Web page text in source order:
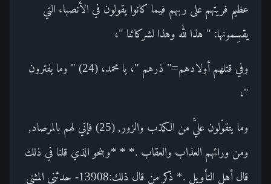
عظيم فريتهم على ربهم فيما كانوا يقولون في الأنصباء التي
يقسِمونها: " هذا لله وهذا لشركائنا "،
وفي قتلهم أولادهم=" ذرهم "، يا محمد، (24) " وما يفترون
"،
وما يتقوّلون عليَّ من الكذب والزور, (25) فإني لهم بالمرصاد,
ومن ورائهم العذاب والعقاب .* * *وبنحو الذي قلنا في ذلك
قال أهل التأويل .* ذكر من قال ذلك:13908- حدثني المثنى